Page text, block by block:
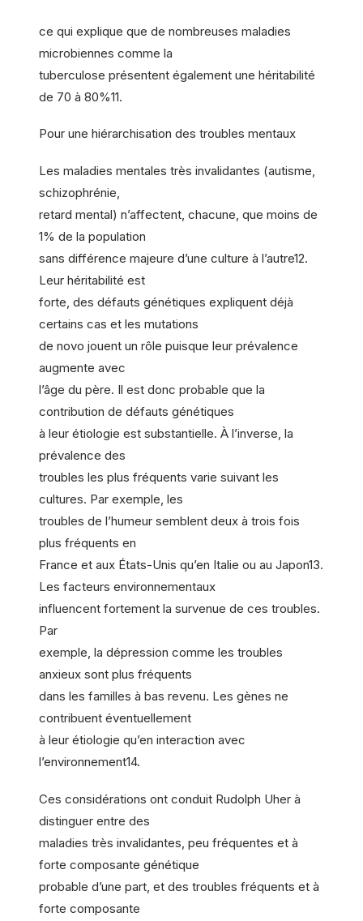
ce qui explique que de nombreuses maladies
microbiennes comme la
tuberculose présentent également une héritabilité
de 70 à 80%11.
Pour une hiérarchisation des troubles mentaux
Les maladies mentales très invalidantes (autisme,
schizophrénie,
retard mental) n’affectent, chacune, que moins de
1% de la population
sans différence majeure d’une culture à l’autre12.
Leur héritabilité est
forte, des défauts génétiques expliquent déjà
certains cas et les mutations
de novo jouent un rôle puisque leur prévalence
augmente avec
l’âge du père. Il est donc probable que la
contribution de défauts génétiques
à leur étiologie est substantielle. À l’inverse, la
prévalence des
troubles les plus fréquents varie suivant les
cultures. Par exemple, les
troubles de l’humeur semblent deux à trois fois
plus fréquents en
France et aux États-Unis qu’en Italie ou au Japon13.
Les facteurs environnementaux
influencent fortement la survenue de ces troubles.
Par
exemple, la dépression comme les troubles
anxieux sont plus fréquents
dans les familles à bas revenu. Les gènes ne
contribuent éventuellement
à leur étiologie qu’en interaction avec
l’environnement14.
Ces considérations ont conduit Rudolph Uher à
distinguer entre des
maladies très invalidantes, peu fréquentes et à
forte composante génétique
probable d’une part, et des troubles fréquents et à
forte composante